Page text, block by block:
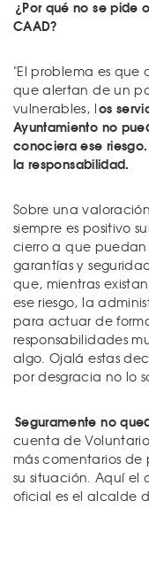
¿Por qué no se pide
CAAD?
"El problema es que
que alertan de un
vulnerables, los
Ayuntamiento no
conociera ese
la responsabilidad.
Sobre una
siempre es positivo
cierro a que puedan
garantías y
que, mientras
ese riesgo, la
para actuar de
responsabilidades
algo. Ojalá estas
por desgracia no lo
Seguramente no
cuenta de
más comentarios
su situación. Aquí
oficial es el alcalde